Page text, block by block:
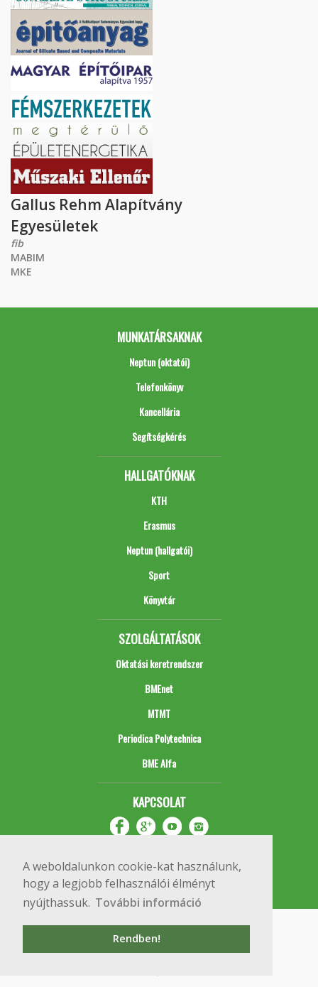
A weboldalunkon cookie-kat használunk,
hogy a legjobb felhasználói élményt
nyújthassuk. További információ
Rendben!
Gallus Rehm Alapítvány
Egyesületek
fib
MABIM
MKE
MUNKATÁRSAKNAK
Neptun (oktatói)
Telefonkönyv
Kancellária
Segítségkérés
HALLGATÓKNAK
KTH
Erasmus
Neptun (hallgatói)
Sport
Könyvtár
SZOLGÁLTATÁSOK
Oktatási keretrendszer
BMEnet
MTMT
Periodica Polytechnica
BME Alfa
KAPCSOLAT
Copyright © 2020 BME Építőmérnöki Kar
1111 Budapest, Műegyetem rkp. 3.